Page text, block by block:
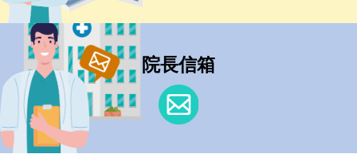
院長信箱